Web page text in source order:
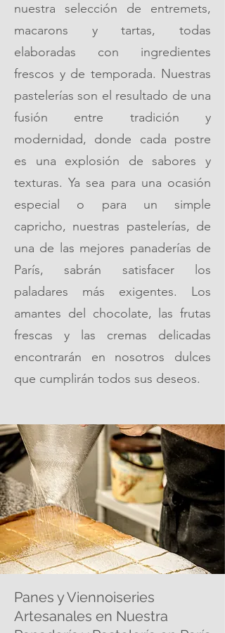
nuestra selección de entremets,
macarons y tartas, todas
elaboradas con ingredientes
frescos y de temporada. Nuestras
pastelerías son el resultado de una
fusión entre tradición y
modernidad, donde cada postre
es una explosión de sabores y
texturas. Ya sea para una ocasión
especial o para un simple
capricho, nuestras pastelerías, de
una de las mejores panaderías de
París, sabrán satisfacer los
paladares más exigentes. Los
amantes del chocolate, las frutas
frescas y las cremas delicadas
encontrarán en nosotros dulces
que cumplirán todos sus deseos.
Panes y Viennoiseries
Artesanales en Nuestra